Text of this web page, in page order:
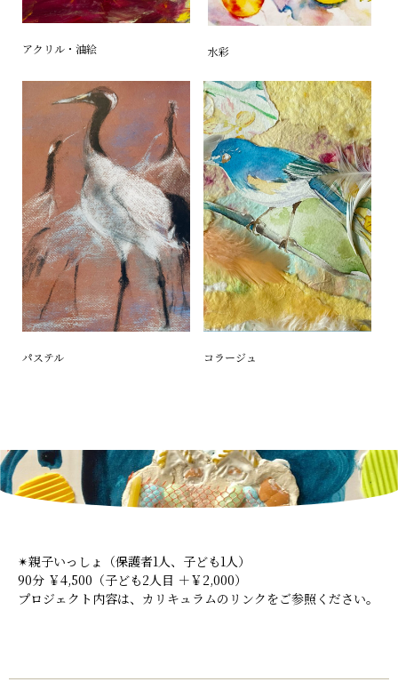
アクリル・油絵 水彩
パステル コラージュ
✴︎親子いっしょ（保護者1人、子ども1人）
90分 ￥4,500（子ども2人目 ＋￥2,000）
プロジェクト内容は、カリキュラムのリンクをご参照ください。